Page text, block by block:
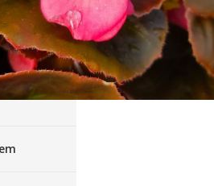
audzēšanai(72)
arī